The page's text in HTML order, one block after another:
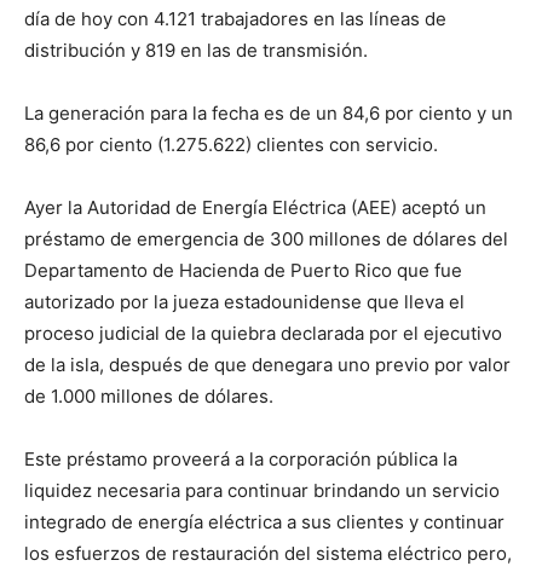
día de hoy con 4.121 trabajadores en las líneas de
distribución y 819 en las de transmisión.
La generación para la fecha es de un 84,6 por ciento y un
86,6 por ciento (1.275.622) clientes con servicio.
Ayer la Autoridad de Energía Eléctrica (AEE) aceptó un
préstamo de emergencia de 300 millones de dólares del
Departamento de Hacienda de Puerto Rico que fue
autorizado por la jueza estadounidense que lleva el
proceso judicial de la quiebra declarada por el ejecutivo
de la isla, después de que denegara uno previo por valor
de 1.000 millones de dólares.
Este préstamo proveerá a la corporación pública la
liquidez necesaria para continuar brindando un servicio
integrado de energía eléctrica a sus clientes y continuar
los esfuerzos de restauración del sistema eléctrico pero,